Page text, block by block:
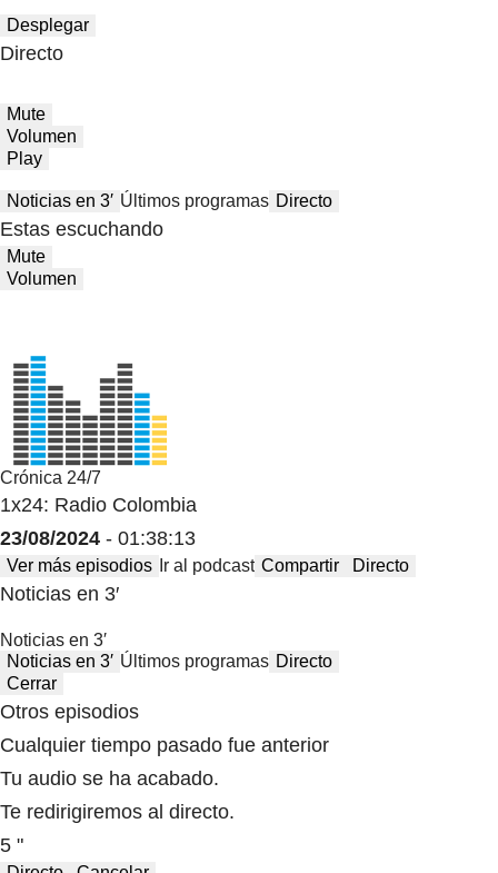
Desplegar
Directo
Mute
Volumen
Play
Noticias en 3′ Últimos programas Directo
Estas escuchando
Mute
Volumen
Crónica 24/7
1x24: Radio Colombia
23/08/2024 - 01:38:13
Ver más episodios Ir al podcast Compartir Directo
Noticias en 3′
Noticias en 3′
Noticias en 3′ Últimos programas Directo
Cerrar
Otros episodios
Cualquier tiempo pasado fue anterior
Tu audio se ha acabado.
Te redirigiremos al directo.
5 "